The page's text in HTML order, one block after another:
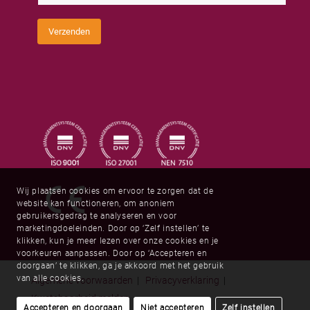
m
r
e
o
m
Verzenden
Algemene voorwaarden | Privacyverklaring |
Kwetsbaarheid melden
Wij plaatsen cookies om ervoor te zorgen dat de
website kan functioneren, om anoniem
gebruikersgedrag te analyseren en voor
marketingdoeleinden. Door op ‘Zelf instellen’ te
klikken, kun je meer lezen over onze cookies en je
voorkeuren aanpassen. Door op ‘Accepteren en
doorgaan’ te klikken, ga je akkoord met het gebruik
van alle cookies.
Accepteren en doorgaan Niet accepteren Zelf instellen